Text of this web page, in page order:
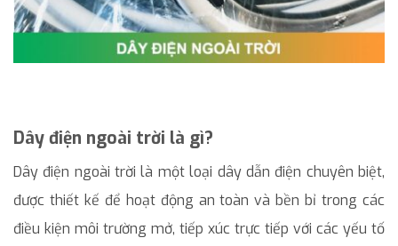
Dây điện ngoài trời là gì?
Dây điện ngoài trời là một loại dây dẫn điện chuyên biệt,
được thiết kế để hoạt động an toàn và bền bỉ trong các
điều kiện môi trường mở, tiếp xúc trực tiếp với các yếu tố